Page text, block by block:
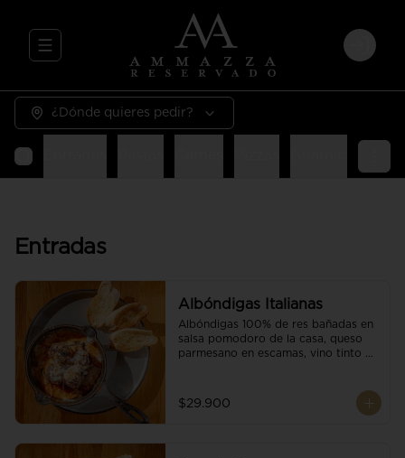
Abrir menu de navegación Login
¿Dónde quieres pedir?
Entradas
Albóndigas Italianas
Albóndigas 100% de res bañadas en
salsa pomodoro de la casa, queso
parmesano en escamas, vino tinto y
$29.900